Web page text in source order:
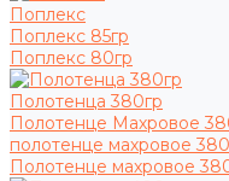
Поплекс
Поплекс 85гр
Поплекс 80гр
Полотенца 380гр
Полотенце Махровое
полотенце махровое
Полотенце махровое